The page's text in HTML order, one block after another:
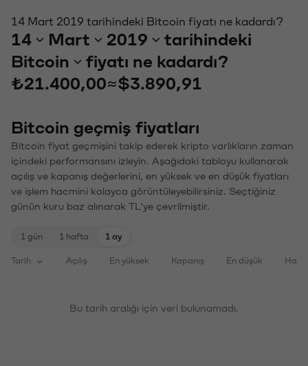
14 Mart 2019 tarihindeki Bitcoin fiyatı ne kadardı?
14 Mart 2019
tarihindeki
Bitcoin
fiyatı ne kadardı?
₺21.400,00≈$3.890,91
Bitcoin geçmiş fiyatları
Bitcoin fiyat geçmişini takip ederek kripto varlıkların zaman
içindeki performansını izleyin. Aşağıdaki tabloyu kullanarak
açılış ve kapanış değerlerini, en yüksek ve en düşük fiyatları
ve işlem hacmini kolayca görüntüleyebilirsiniz. Seçtiğiniz
günün kuru baz alınarak TL'ye çevrilmiştir.
1 gün 1 hafta 1 ay
Tarih Açılış En yüksek Kapanış En düşük
Bu tarih aralığı için veri bulunamadı.